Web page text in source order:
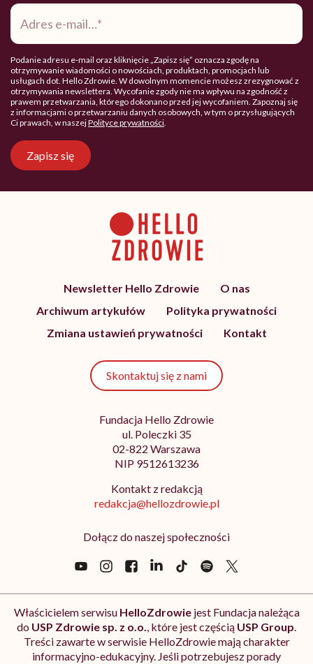
Adres
mail*
Podanie adresu e-mail oraz kliknięcie „Zapisz się” oznacza zgodę na
otrzymywanie wiadomości o nowościach, produktach, promocjach lub
usługach dot. Hello Zdrowie. W dowolnym momencie możesz zrezygnować z
otrzymywania newslettera. Wycofanie zgody nie ma wpływu na zgodność z
prawem przetwarzania, którego dokonano przed jej wycofaniem. Zapoznaj się
z informacjami o przetwarzaniu danych osobowych, w tym o przysługujących
Ci prawach, w naszejPolityce prywatności.
Zapisz się
Newsletter Hello Zdrowie
O nas
Archiwum artykułów
Polityka prywatności
Zmiana ustawień prywatności
Kontakt
Skontaktuj się z nami
Fundacja Hello Zdrowie
ul. Poleczki 35
02-822 Warszawa
NIP 9512613236
Kontakt z redakcją
redakcja@hellozdrowie.pl
Dołącz do naszej społeczności
Właścicielem serwisu HelloZdrowiejest Fundacja należąca
do USP Zdrowie sp. z o.o., które jest częścią USP Group.
Treści zawarte w serwisie HelloZdrowie mają charakter
informacyjno-edukacyjny. Jeśli potrzebujesz porady